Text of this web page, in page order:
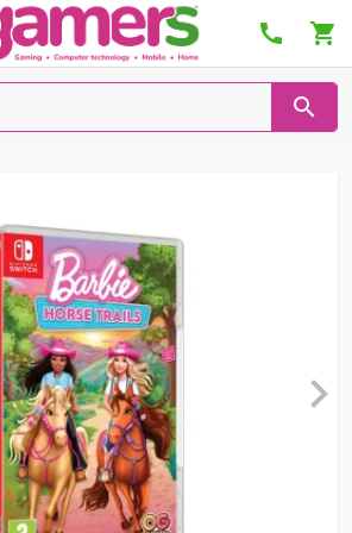
 

